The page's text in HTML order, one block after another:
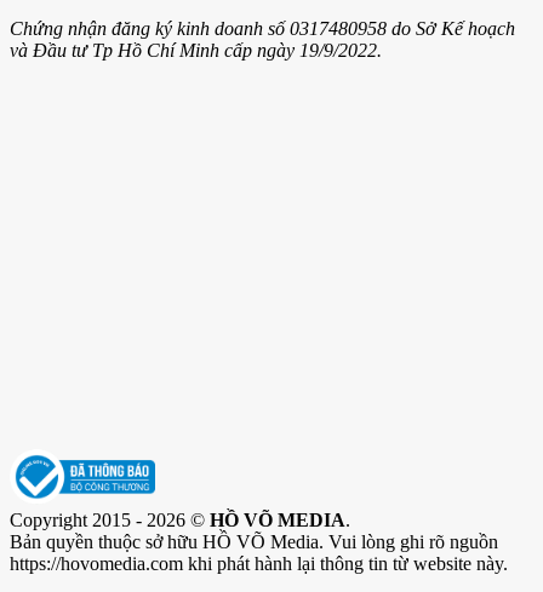
Chứng nhận đăng ký kinh doanh số 0317480958 do Sở Kế hoạch
và Đầu tư Tp Hồ Chí Minh cấp ngày 19/9/2022.
Copyright 2015 - 2026 © HỒ VÕ MEDIA.
Bản quyền thuộc sở hữu HỒ VÕ Media. Vui lòng ghi rõ nguồn
https://hovomedia.com khi phát hành lại thông tin từ website này.